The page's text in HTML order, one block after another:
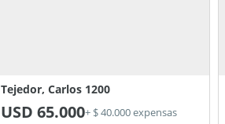
Tejedor, Carlos 1200
USD 65.000+ $ 40.000 expensas